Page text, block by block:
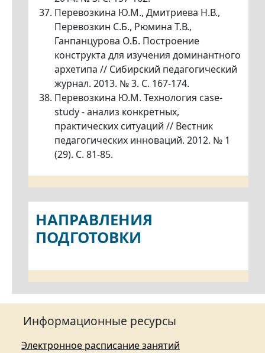
Перевозкина Ю.М., Дмитриева Н.В.,
Перевозкин С.Б., Рюмина Т.В.,
Ганпанцурова О.Б. Построение
конструкта для изучения доминантного
архетипа // Сибирский педагогический
журнал. 2013. № 3. С. 167-174.
Перевозкина Ю.М. Технология case-
study - анализ конкретных,
практических ситуаций // Вестник
педагогических инноваций. 2012. № 1
(29). С. 81-85.
НАПРАВЛЕНИЯ
ПОДГОТОВКИ
Информационные ресурсы
Электронное расписание занятий